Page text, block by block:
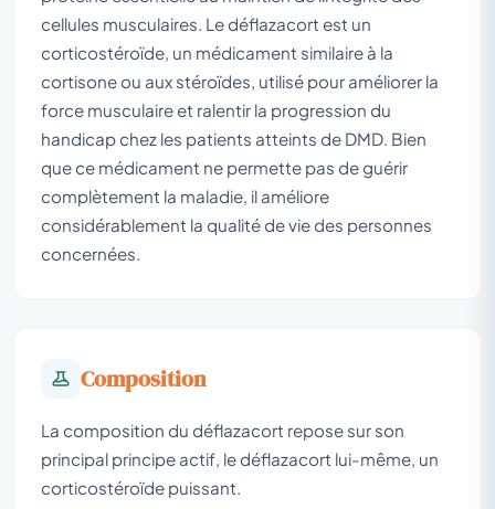
cellules musculaires. Le déflazacort est un
corticostéroïde, un médicament similaire à la
cortisone ou aux stéroïdes, utilisé pour améliorer la
force musculaire et ralentir la progression du
handicap chez les patients atteints de DMD. Bien
que ce médicament ne permette pas de guérir
complètement la maladie, il améliore
considérablement la qualité de vie des personnes
concernées.
Composition
La composition du déflazacort repose sur son
principal principe actif, le déflazacort lui-même, un
corticostéroïde puissant.